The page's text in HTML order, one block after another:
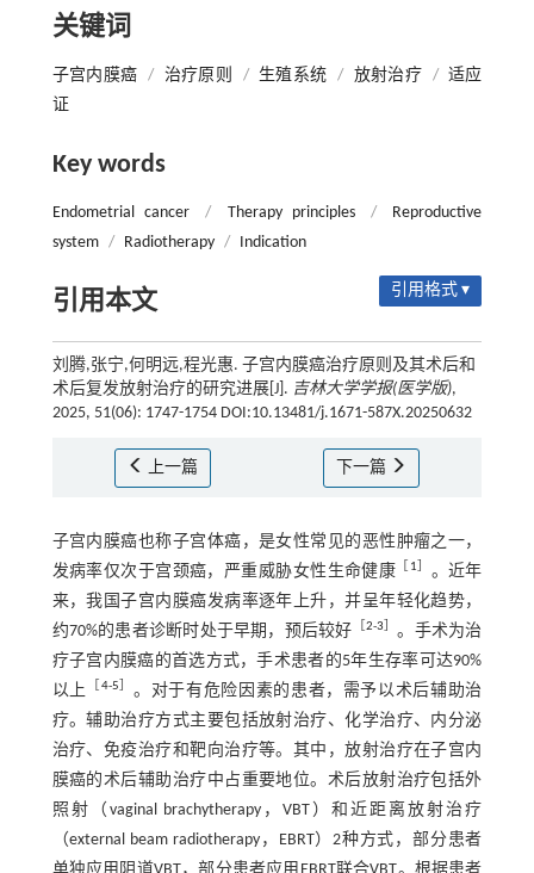
关键词
子宫内膜癌 / 治疗原则 / 生殖系统 / 放射治疗 / 适应
证
Key words
Endometrial cancer / Therapy principles /
Reproductive
system / Radiotherapy / Indication
引用本文 引用格式 ▾
刘腾,张宁,何明远,程光惠. 子宫内膜癌治疗原则及其术后和
术后复发放射治疗的研究进展[J]. 吉林大学学报(医学版),
2025, 51(06): 1747-1754 DOI:10.13481/j.1671-587X.20250632
上一篇 下一篇
子宫内膜癌也称子宫体癌，是女性常见的恶性肿瘤之一，
发病率仅次于宫颈癌，严重威胁女性生命健康
1
。近年
来，我国子宫内膜癌发病率逐年上升，并呈年轻化趋势，
约70%的患者诊断时处于早期，预后较好
2-3
。手术为治
疗子宫内膜癌的首选方式，手术患者的5年生存率可达90%
以上
4-5
。对于有危险因素的患者，需予以术后辅助治
疗。辅助治疗方式主要包括放射治疗、化学治疗、内分泌
治疗、免疫治疗和靶向治疗等。其中，放射治疗在子宫内
膜癌的术后辅助治疗中占重要地位。术后放射治疗包括外
照射（vaginal brachytherapy，VBT）和近距离放射治疗
（external beam radiotherapy，EBRT）2种方式，部分患者